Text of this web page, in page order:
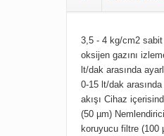
3,5 - 4 kg/cm2 sabit
oksijen gazını
lt/dak arasında
0-15 lt/dak
akışı Cihaz
(50 µm)
koruyucu filtre (100